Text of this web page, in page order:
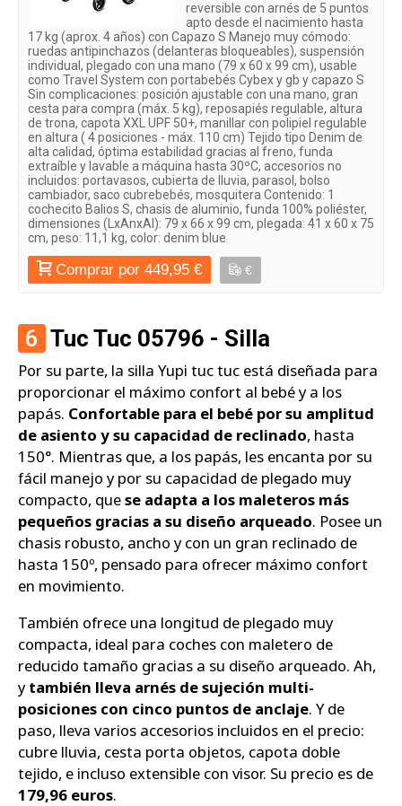
reversible con arnés de 5 puntos
apto desde el nacimiento hasta
17 kg (aprox. 4 años) con Capazo S Manejo muy cómodo:
ruedas antipinchazos (delanteras bloqueables), suspensión
individual, plegado con una mano (79 x 60 x 99 cm), usable
como Travel System con portabebés Cybex y gb y capazo S
Sin complicaciones: posición ajustable con una mano, gran
cesta para compra (máx. 5 kg), reposapiés regulable, altura
de trona, capota XXL UPF 50+, manillar con polipiel regulable
en altura ( 4 posiciones - máx. 110 cm) Tejido tipo Denim de
alta calidad, óptima estabilidad gracias al freno, funda
extraíble y lavable a máquina hasta 30ºC, accesorios no
incluidos: portavasos, cubierta de lluvia, parasol, bolso
cambiador, saco cubrebebés, mosquitera Contenido: 1
cochecito Balios S, chasis de aluminio, funda 100% poliéster,
dimensiones (LxAnxAl): 79 x 66 x 99 cm, plegada: 41 x 60 x 75
cm, peso: 11,1 kg, color: denim blue
Comprar por 449,95 € €
6 Tuc Tuc 05796 - Silla
Por su parte, la silla Yupi tuc tuc está diseñada para
proporcionar el máximo confort al bebé y a los
papás. Confortable para el bebé por su amplitud
de asiento y su capacidad de reclinado, hasta
150°. Mientras que, a los papás, les encanta por su
fácil manejo y por su capacidad de plegado muy
compacto, quese adapta a los maleteros más
pequeños gracias a su diseño arqueado. Posee un
chasis robusto, ancho y con un gran reclinado de
hasta 150º, pensado para ofrecer máximo confort
en movimiento.
También ofrece una longitud de plegado muy
compacta, ideal para coches con maletero de
reducido tamaño gracias a su diseño arqueado. Ah,
ytambién lleva arnés de sujeción multi-
posiciones con cinco puntos de anclaje. Y de
paso, lleva varios accesorios incluidos en el precio:
cubre lluvia, cesta porta objetos, capota doble
tejido, e incluso extensible con visor. Su precio es de
179,96 euros.